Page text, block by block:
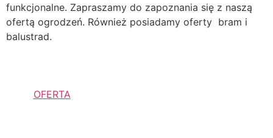
funkcjonalne. Zapraszamy do zapoznania się z naszą
ofertą ogrodzeń. Również posiadamy oferty bram i
balustrad.
OFERTA